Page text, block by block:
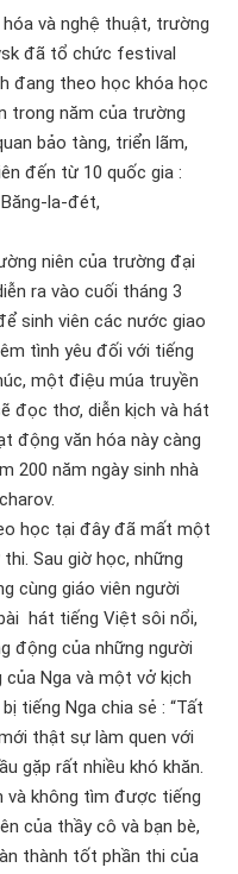
và nghệ thuật, trường
đã tổ chức festival
đang theo học khóa học
trong năm của trường
bảo tàng, triển lãm,
đến từ 10 quốc gia :
la-đét,
niên của trường đại
ra vào cuối tháng 3
sinh viên các nước giao
tình yêu đối với tiếng
một điệu múa truyền
đọc thơ, diễn kịch và hát
động văn hóa này càng
200 năm ngày sinh nhà
học tại đây đã mất một
Sau giờ học, những
cùng giáo viên người
hát tiếng Việt sôi nổi,
động của những người
Nga và một vở kịch
tiếng Nga chia sẻ : “Tất
thật sự làm quen với
gặp rất nhiều khó khăn.
và không tìm được tiếng
của thầy cô và bạn bè,
thành tốt phần thi của